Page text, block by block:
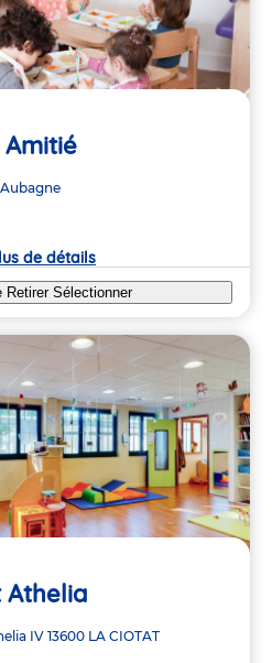
Aubagne
de détails
Retirer Sélectionner
Athelia
IV 13600 LA CIOTAT